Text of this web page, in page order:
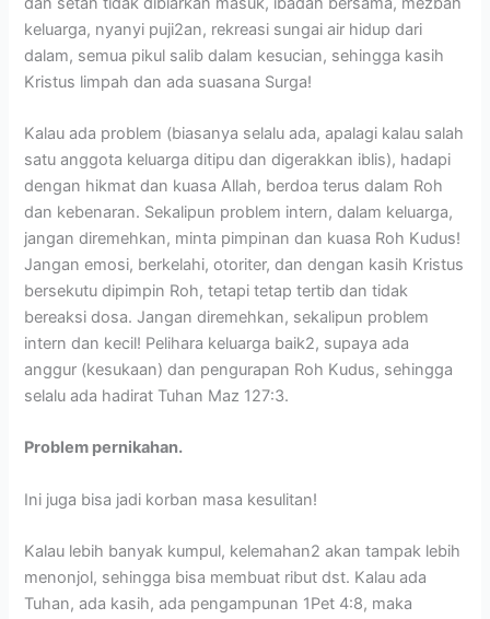
keluarga, nyanyi puji2an, rekreasi sungai air hidup dari
dalam, semua pikul salib dalam kesucian, sehingga kasih
Kristus limpah dan ada suasana Surga!
Kalau ada problem (biasanya selalu ada, apalagi kalau salah
satu anggota keluarga ditipu dan digerakkan iblis), hadapi
dengan hikmat dan kuasa Allah, berdoa terus dalam Roh
dan kebenaran. Sekalipun problem intern, dalam keluarga,
jangan diremehkan, minta pimpinan dan kuasa Roh Kudus!
Jangan emosi, berkelahi, otoriter, dan dengan kasih Kristus
bersekutu dipimpin Roh, tetapi tetap tertib dan tidak
bereaksi dosa. Jangan diremehkan, sekalipun problem
intern dan kecil! Pelihara keluarga baik2, supaya ada
anggur (kesukaan) dan pengurapan Roh Kudus, sehingga
selalu ada hadirat Tuhan Maz 127:3.
Problem pernikahan.
Ini juga bisa jadi korban masa kesulitan!
Kalau lebih banyak kumpul, kelemahan2 akan tampak lebih
menonjol, sehingga bisa membuat ribut dst. Kalau ada
Tuhan, ada kasih, ada pengampunan 1Pet 4:8, maka